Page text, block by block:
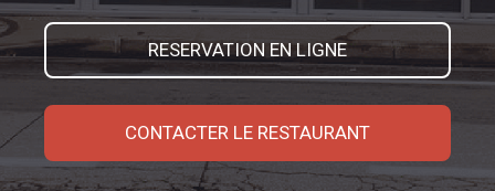
RESERVATION EN LIGNE
CONTACTER LE RESTAURANT